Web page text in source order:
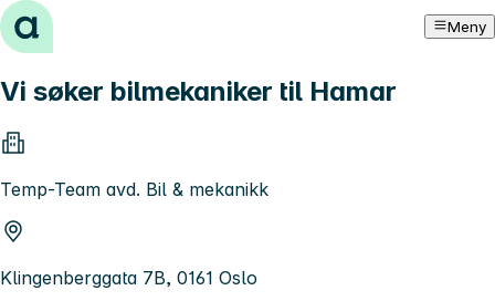
Hopp til innhold Meny
Vi søker bilmekaniker til Hamar
Temp-Team avd. Bil & mekanikk
Klingenberggata 7B, 0161 Oslo